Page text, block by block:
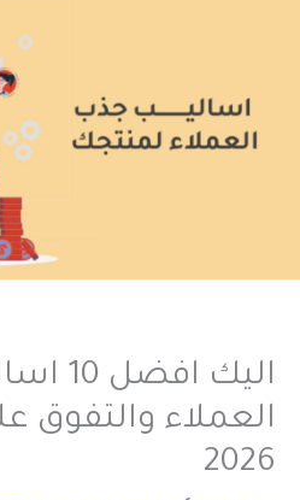
اليك
العملاء والتفوق
2026